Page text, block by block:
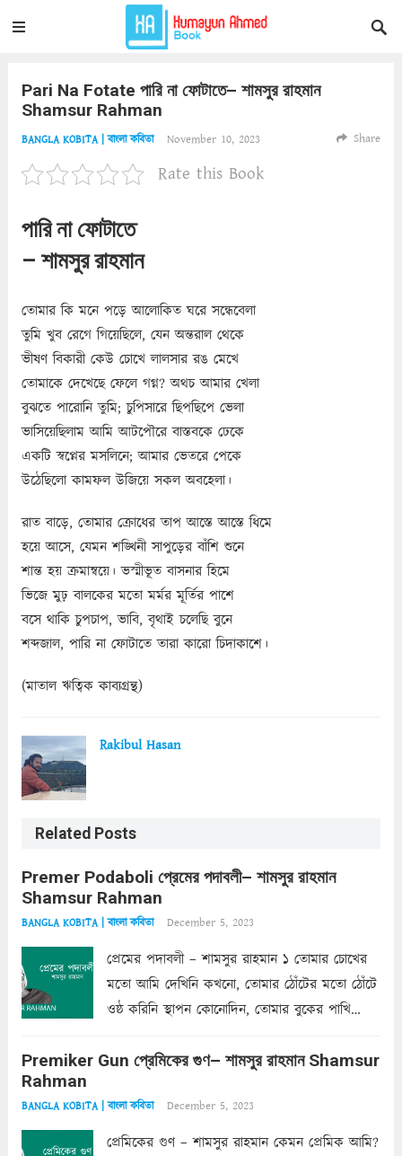
Pari Na Fotate পারি না ফোটাতে– শামসুর রাহমান
Shamsur Rahman
BANGLA KOBITA | বাংলা কবিতা November 10, 2023 Share
Rate this Book
পারি না ফোটাতে
– শামসুর রাহমান
তোমার কি মনে পড়ে আলোকিত ঘরে সন্ধেবেলা
তুমি খুব রেগে গিয়েছিলে, যেন অন্তরাল থেকে
ভীষণ বিকারী কেউ চোখে লালসার রঙ মেখে
তোমাকে দেখেছে ফেলে গগ্ন? অথচ আমার খেলা
বুঝতে পারোনি তুমি; চুপিসারে ছিপছিপে ভেলা
ভাসিয়েছিলাম আমি আটপৌরে বাস্তবকে ঢেকে
একটি স্বপ্নের মসলিনে; আমার ভেতরে পেকে
উঠেছিলো কামফল উজিয়ে সকল অবহেলা।
রাত বাড়ে, তোমার ক্রোধের তাপ আস্তে আস্তে ধিমে
হয়ে আসে, যেমন শঙ্খিনী সাপুড়ের বাঁশি শুনে
শান্ত হয় ক্রমান্বয়ে। ভস্মীভূত বাসনার হিমে
ভিজে মুঢ় বালকের মতো মর্মর মূর্তির পাশে
বসে থাকি চুপচাপ, ভাবি, বৃথাই চলেছি বুনে
শব্দজাল, পারি না ফোটাতে তারা কারো চিদাকাশে।
(মাতাল ঋত্বিক কাব্যগ্রন্থ)
Rakibul Hasan
Related Posts
Premer Podaboli প্রেমের পদাবলী– শামসুর রাহমান
Shamsur Rahman
BANGLA KOBITA | বাংলা কবিতা December 5, 2023
প্রেমের পদাবলী – শামসুর রাহমান ১ তোমার চোখের
মতো আমি দেখিনি কখনো, তোমার ঠোঁটের মতো ঠোঁটে
ওষ্ঠ করিনি স্থাপন কোনোদিন, তোমার বুকের পাখি
কোথাও কি এরকম ছায়া দেয় ক্লান্তির প্রহরে? মুছে
Premiker Gun প্রেমিকের গুণ– শামসুর রাহমান Shamsur
Rahman
BANGLA KOBITA | বাংলা কবিতা December 5, 2023
প্রেমিকের গুণ – শামসুর রাহমান কেমন প্রেমিক আমি?